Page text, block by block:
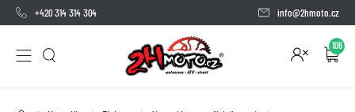
+420 314 314 304 info@2hmoto.cz
106